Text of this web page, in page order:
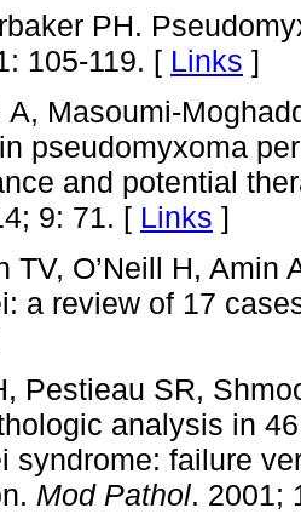
PH.
105-119. [ Links ]
A, Masoumi-
pseudomyxoma
and potential
9: 71. [ Links ]
TV, O’Neill H,
a review of 17
Pestieau SR,
analysis in
syndrome: failure
Mod Pathol. 2001;